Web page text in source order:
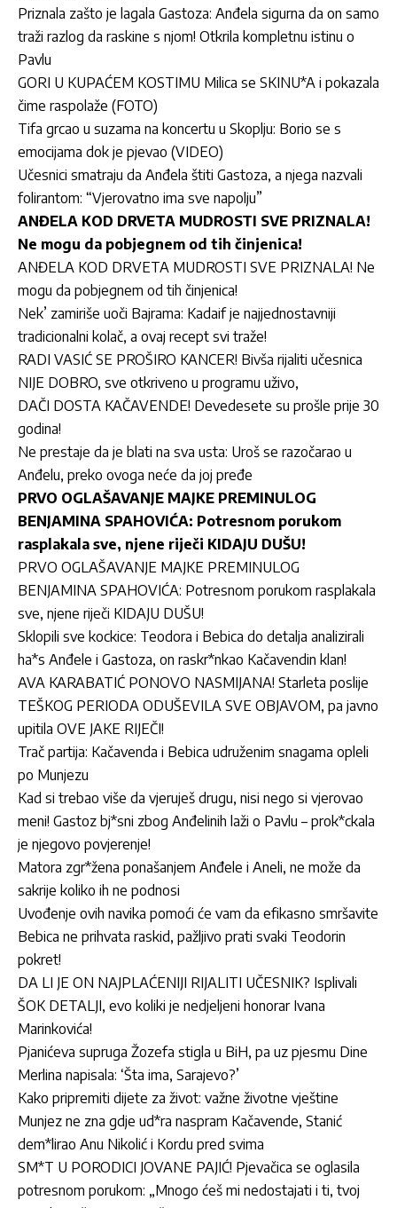
Priznala zašto je lagala Gastoza: Anđela sigurna da on samo
traži razlog da raskine s njom! Otkrila kompletnu istinu o
Pavlu
GORI U KUPAĆEM KOSTIMU Milica se SKINU*A i pokazala
čime raspolaže (FOTO)
Tifa grcao u suzama na koncertu u Skoplju: Borio se s
emocijama dok je pjevao (VIDEO)
Učesnici smatraju da Anđela štiti Gastoza, a njega nazvali
folirantom: “Vjerovatno ima sve napolju”
ANĐELA KOD DRVETA MUDROSTI SVE PRIZNALA!
Ne mogu da pobjegnem od tih činjenica!
ANĐELA KOD DRVETA MUDROSTI SVE PRIZNALA! Ne
mogu da pobjegnem od tih činjenica!
Nek’ zamiriše uoči Bajrama: Kadaif je najjednostavniji
tradicionalni kolač, a ovaj recept svi traže!
RADI VASIĆ SE PROŠIRO KANCER! Bivša rijaliti učesnica
NIJE DOBRO, sve otkriveno u programu uživo,
DAČI DOSTA KAČAVENDE! Devedesete su prošle prije 30
godina!
Ne prestaje da je blati na sva usta: Uroš se razočarao u
Anđelu, preko ovoga neće da joj pređe
PRVO OGLAŠAVANJE MAJKE PREMINULOG
BENJAMINA SPAHOVIĆA: Potresnom porukom
rasplakala sve, njene riječi KIDAJU DUŠU!
PRVO OGLAŠAVANJE MAJKE PREMINULOG
BENJAMINA SPAHOVIĆA: Potresnom porukom rasplakala
sve, njene riječi KIDAJU DUŠU!
Sklopili sve kockice: Teodora i Bebica do detalja analizirali
ha*s Anđele i Gastoza, on raskr*nkao Kačavendin klan!
AVA KARABATIĆ PONOVO NASMIJANA! Starleta poslije
TEŠKOG PERIODA ODUŠEVILA SVE OBJAVOM, pa javno
upitila OVE JAKE RIJEČI!
Trač partija: Kačavenda i Bebica udruženim snagama opleli
po Munjezu
Kad si trebao više da vjeruješ drugu, nisi nego si vjerovao
meni! Gastoz bj*sni zbog Anđelinih laži o Pavlu – prok*ckala
je njegovo povjerenje!
Matora zgr*žena ponašanjem Anđele i Aneli, ne može da
sakrije koliko ih ne podnosi
Uvođenje ovih navika pomoći će vam da efikasno smršavite
Bebica ne prihvata raskid, pažljivo prati svaki Teodorin
pokret!
DA LI JE ON NAJPLAĆENIJI RIJALITI UČESNIK? Isplivali
ŠOK DETALJI, evo koliki je nedjeljeni honorar Ivana
Marinkovića!
Pjanićeva supruga Žozefa stigla u BiH, pa uz pjesmu Dine
Merlina napisala: ‘Šta ima, Sarajevo?’
Kako pripremiti dijete za život: važne životne vještine
Munjez ne zna gdje ud*ra naspram Kačavende, Stanić
dem*lirao Anu Nikolić i Kordu pred svima
SM*T U PORODICI JOVANE PAJIĆ! Pjevačica se oglasila
potresnom porukom: „Mnogo ćeš mi nedostajati i ti, tvoj